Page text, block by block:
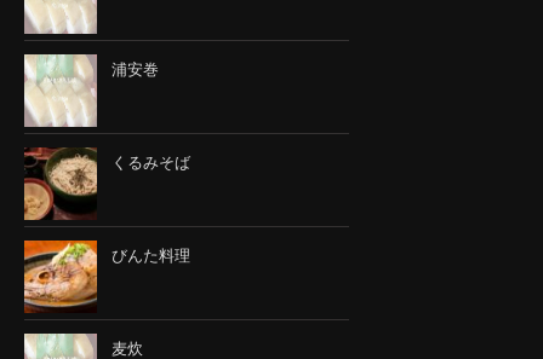
浦安巻
くるみそば
びんた料理
麦炊